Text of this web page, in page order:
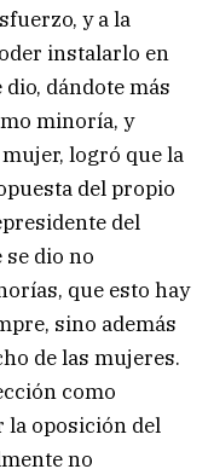
y a la
instalarlo en
dándote más
minoría, y
logró que la
del propio
del
dio no
que esto hay
sino además
de las mujeres.
como
la oposición del
no